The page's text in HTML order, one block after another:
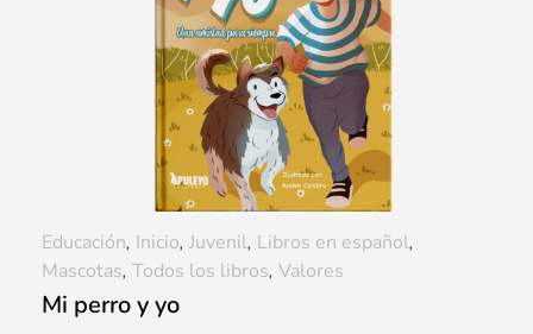
Mi perro y yo
Educación, Inicio, Juvenil, Libros en español,
Mascotas, Todos los libros, Valores